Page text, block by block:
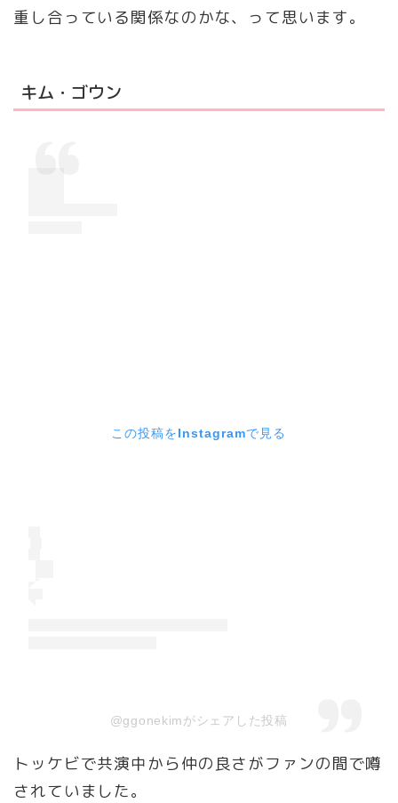
重し合っている関係なのかな、って思います。
キム・ゴウン
この投稿をInstagramで見る
@ggonekimがシェアした投稿
トッケビで共演中から仲の良さがファンの間で噂
されていました。